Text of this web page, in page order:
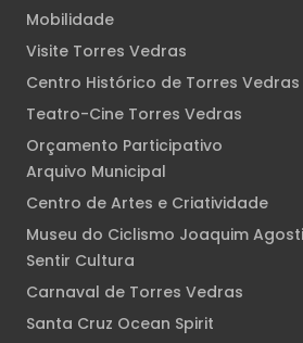
Mobilidade
Visite Torres Vedras
Centro Histórico de Torres Vedras
Teatro-Cine Torres Vedras
Orçamento Participativo
Arquivo Municipal
Centro de Artes e Criatividade
Museu do Ciclismo Joaquim
Sentir Cultura
Carnaval de Torres Vedras
Santa Cruz Ocean Spirit